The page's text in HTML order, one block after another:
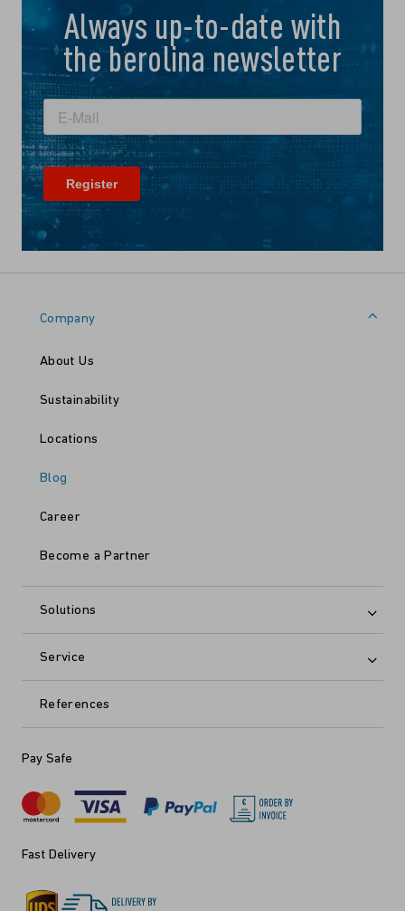
Always up-to-date with
the berolina newsletter
Company
About Us
Sustainability
Locations
Blog
Career
Become a Partner
Solutions
Service
References
Pay Safe
Fast Delivery